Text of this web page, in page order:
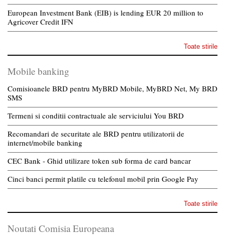
European Investment Bank (EIB) is lending EUR 20 million to
Agricover Credit IFN
Toate stirile
Mobile banking
Comisioanele BRD pentru MyBRD Mobile, MyBRD Net, My BRD
SMS
Termeni si conditii contractuale ale serviciului You BRD
Recomandari de securitate ale BRD pentru utilizatorii de
internet/mobile banking
CEC Bank - Ghid utilizare token sub forma de card bancar
Cinci banci permit platile cu telefonul mobil prin Google Pay
Toate stirile
Noutati Comisia Europeana